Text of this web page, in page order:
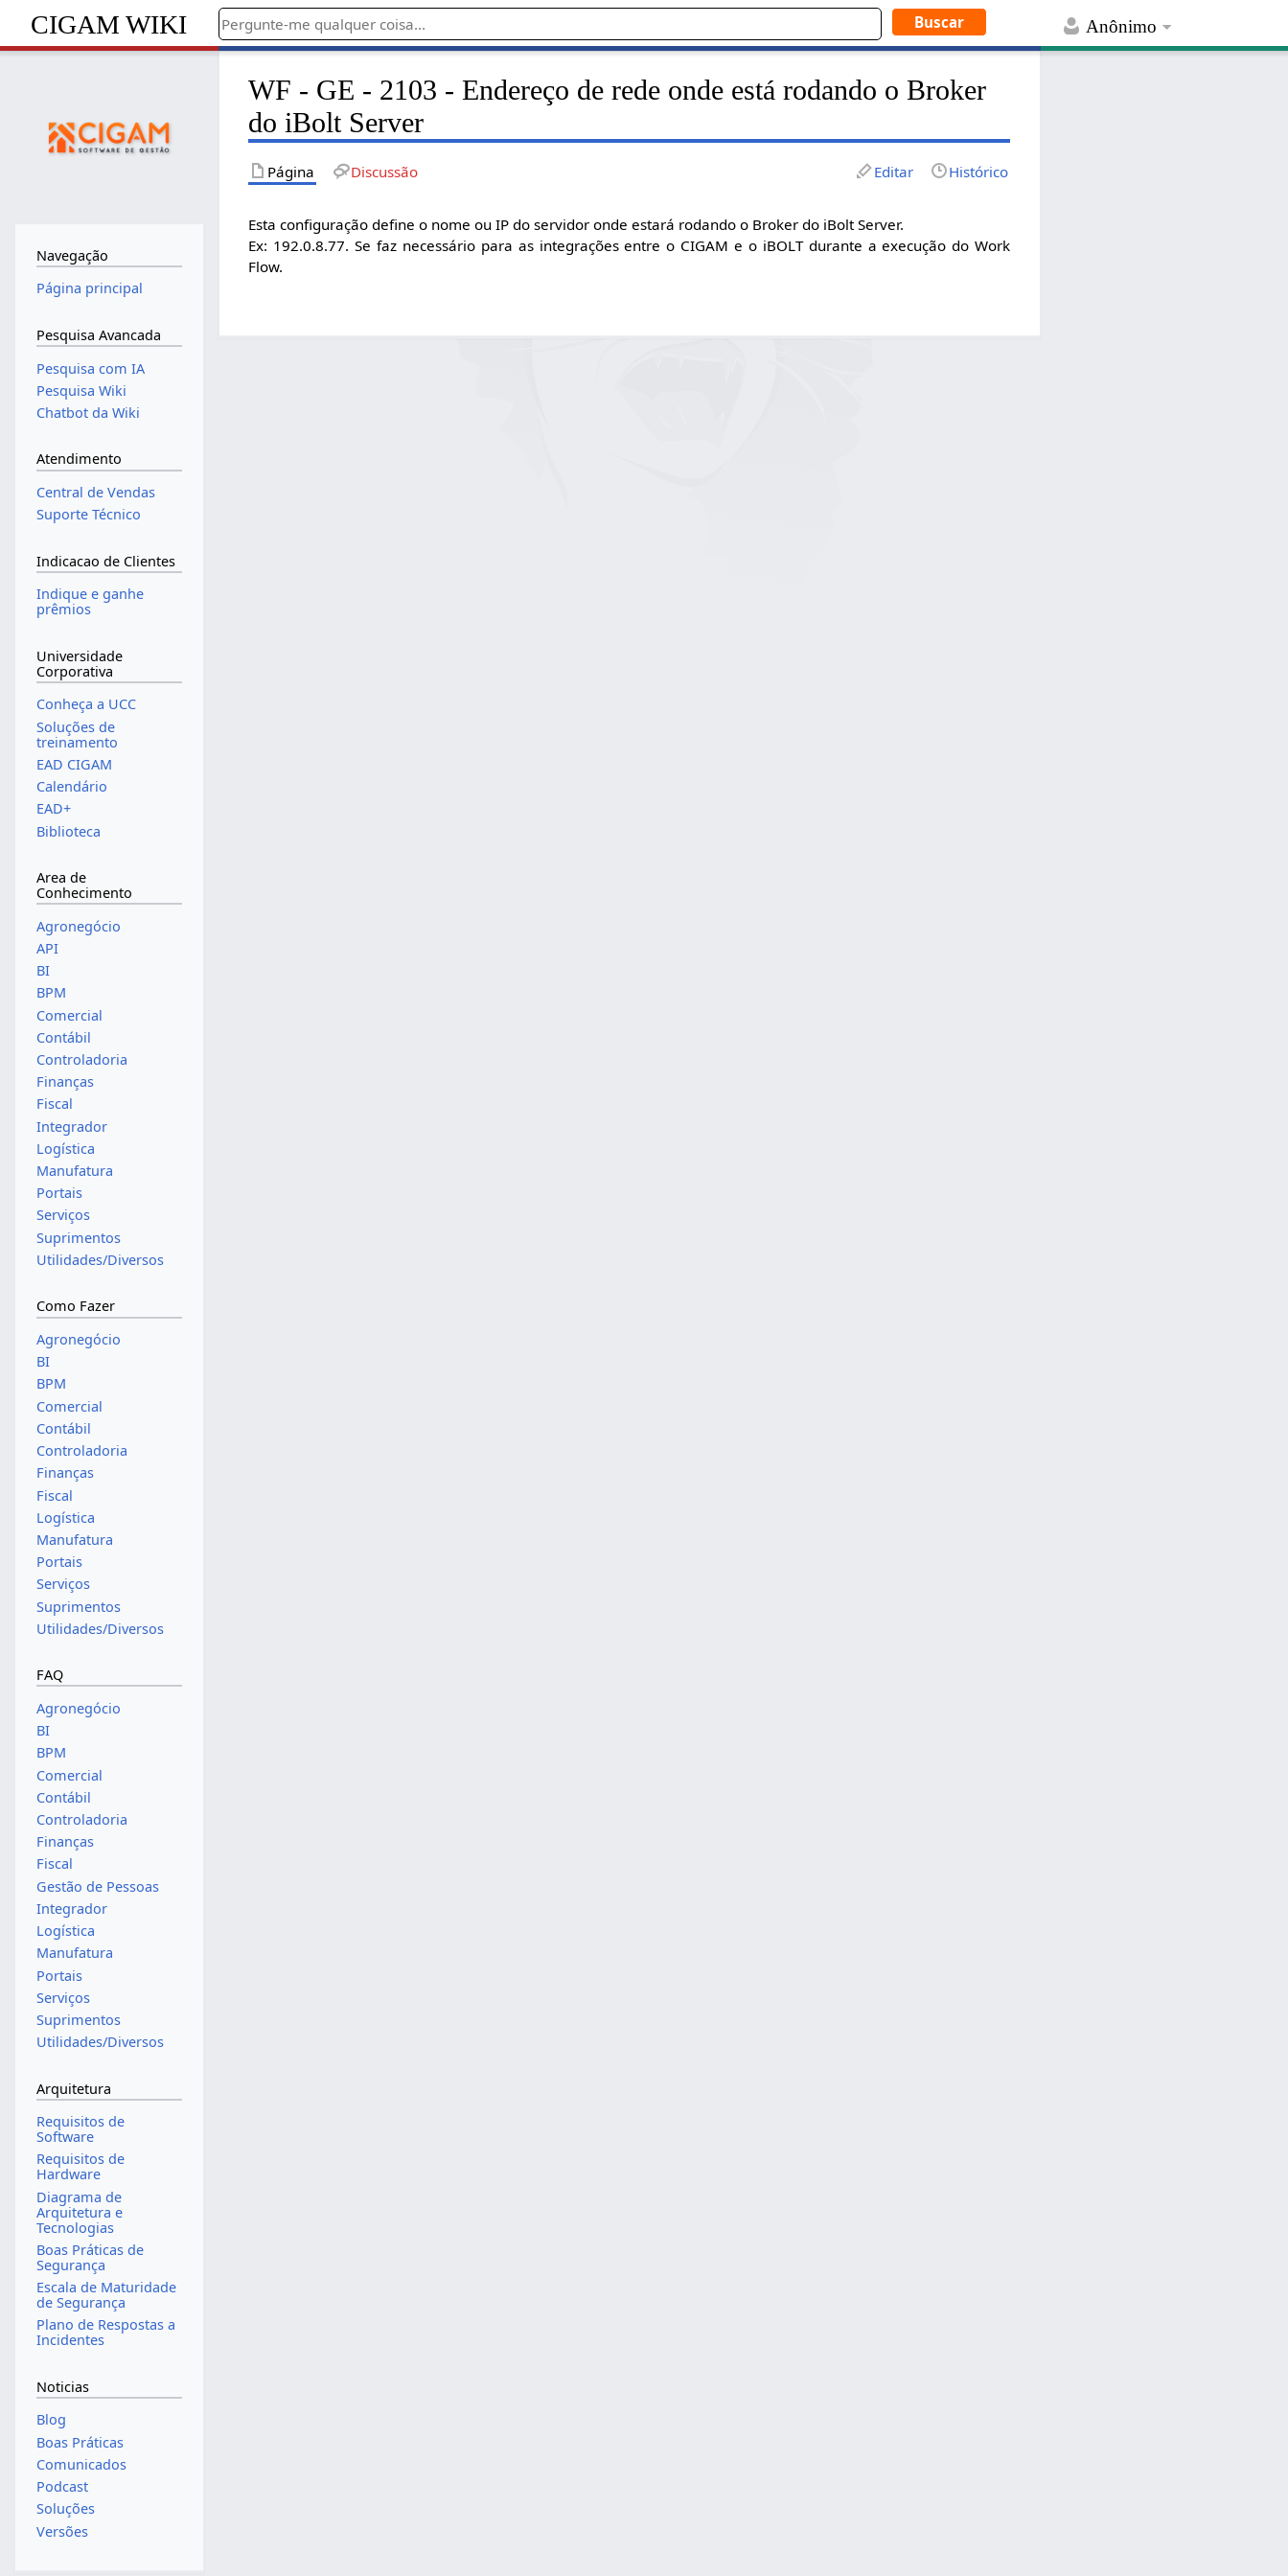
Anônimo
CIGAM WIKI
WF - GE - 2103 - Endereço de rede onde está rodando o Broker
do iBolt Server
Página Discussão Editar Histórico
Esta configuração define o nome ou IP do servidor onde estará rodando o Broker do iBolt Server.
Ex: 192.0.8.77. Se faz necessário para as integrações entre o CIGAM e o iBOLT durante a execução do Work
Flow.
Navegação
Página principal
Pesquisa Avancada
Pesquisa com IA
Pesquisa Wiki
Chatbot da Wiki
Atendimento
Central de Vendas
Suporte Técnico
Indicacao de Clientes
Indique e ganhe
prêmios
Universidade
Corporativa
Conheça a UCC
Soluções de
treinamento
EAD CIGAM
Calendário
EAD+
Biblioteca
Area de
Conhecimento
Agronegócio
API
BI
BPM
Comercial
Contábil
Controladoria
Finanças
Fiscal
Integrador
Logística
Manufatura
Portais
Serviços
Suprimentos
Utilidades/Diversos
Como Fazer
Agronegócio
BI
BPM
Comercial
Contábil
Controladoria
Finanças
Fiscal
Logística
Manufatura
Portais
Serviços
Suprimentos
Utilidades/Diversos
FAQ
Agronegócio
BI
BPM
Comercial
Contábil
Controladoria
Finanças
Fiscal
Gestão de Pessoas
Integrador
Logística
Manufatura
Portais
Serviços
Suprimentos
Utilidades/Diversos
Arquitetura
Requisitos de
Software
Requisitos de
Hardware
Diagrama de
Arquitetura e
Tecnologias
Boas Práticas de
Segurança
Escala de Maturidade
de Segurança
Plano de Respostas a
Incidentes
Noticias
Blog
Boas Práticas
Comunicados
Podcast
Soluções
Versões